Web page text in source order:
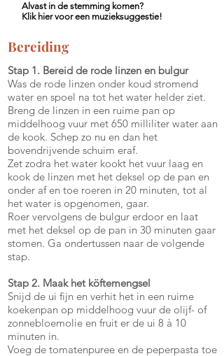
Alvast in de stemming komen?
Klik hier voor een muzieksuggestie!
Bereiding
Stap 1. Bereid de rode linzen en bulgur
Was de rode linzen onder koud stromend
water en spoel na tot het water helder ziet.
Breng de linzen in een ruime pan op
middelhoog vuur met 650 milliliter water aan
de kook. Schep zo nu en dan het
bovendrijvende schuim eraf.
Zet zodra het water kookt het vuur laag en
kook de linzen met het deksel op de pan en
onder af en toe roeren in 20 minuten, tot al
het water is opgenomen, gaar.
Roer vervolgens de bulgur erdoor en laat
met het deksel op de pan in 30 minuten gaar
stomen. Ga ondertussen naar de volgende
stap.
Stap 2. Maak het köftemengsel
Snijd de ui fijn en verhit het in een ruime
koekenpan op middelhoog vuur de olijf- of
zonnebloemolie en fruit er de ui 8 à 10
minuten in.
Voeg de tomatenpuree en de peperpasta toe